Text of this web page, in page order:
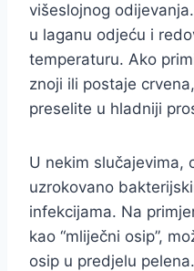
višeslojnog
u laganu odjeću i
temperaturu. Ako
znoji ili postaje
preselite u hladniji
U nekim slučajevima,
uzrokovano
infekcijama. Na
kao “mliječni osip”,
osip u predjelu